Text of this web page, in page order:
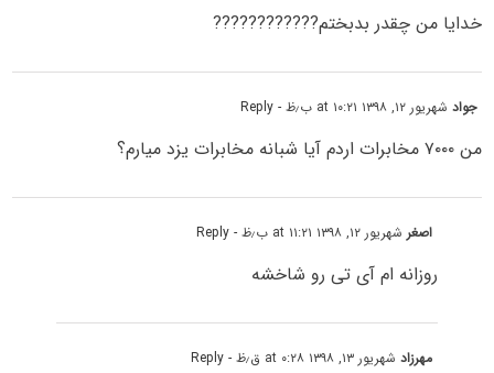
خدایا من چقدر بدبختم????????????
جوادشهریور ۱۲, ۱۳۹۸ at ۱۰:۲۱ ب٫ظ - Reply
من ۷۰۰۰ مخابرات اردم آیا شبانه مخابرات یزد میارم؟
اصغرشهریور ۱۲, ۱۳۹۸ at ۱۱:۲۱ ب٫ظ - Reply
روزانه ام آی تی رو شاخشه
مهرزادشهریور ۱۳, ۱۳۹۸ at ۰:۲۸ ق٫ظ - Reply